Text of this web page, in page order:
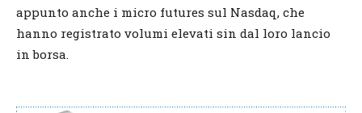
appunto anche i micro futures sul Nasdaq, che
hanno registrato volumi elevati sin dal loro lancio
in borsa.